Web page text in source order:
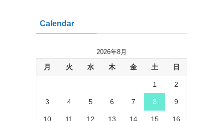
Calendar
2026年8月
月 火 水 木 金 土 日
1 2
3 4 5 6 7 8 9
10 11 12 13 14 15 16